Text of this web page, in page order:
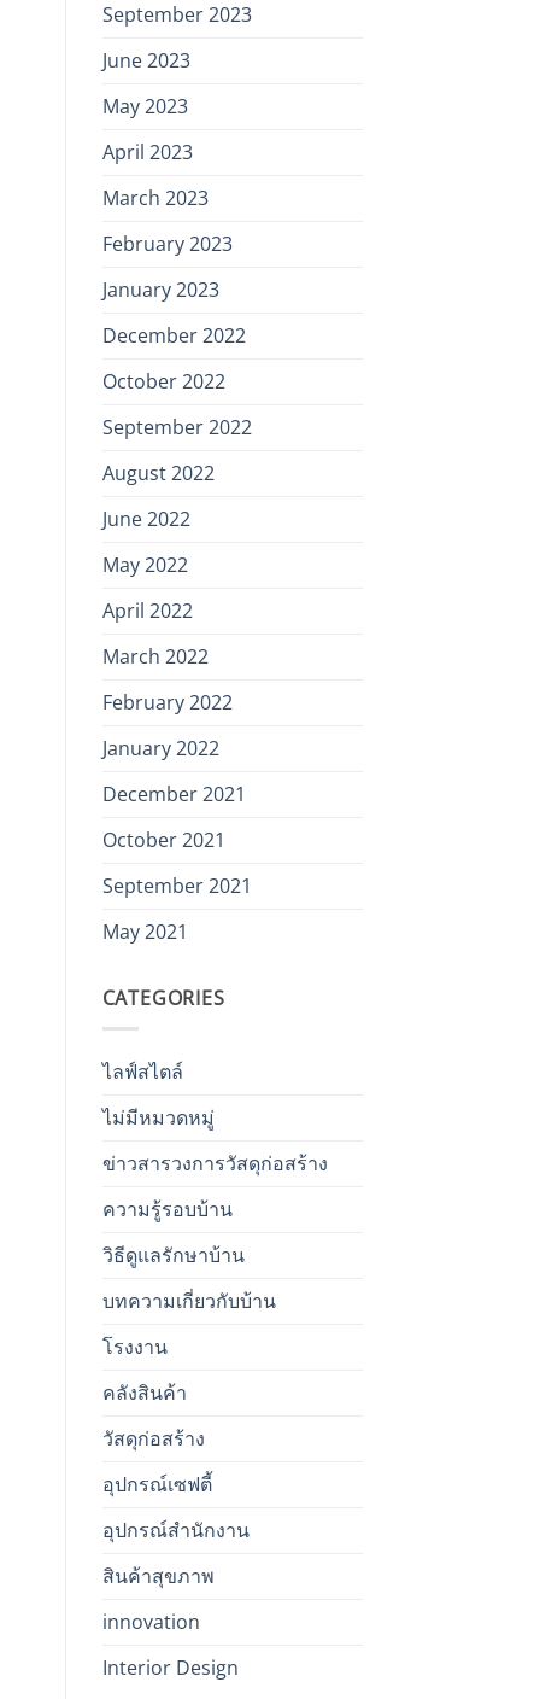
September 2023
June 2023
May 2023
April 2023
March 2023
February 2023
January 2023
December 2022
October 2022
September 2022
August 2022
June 2022
May 2022
April 2022
March 2022
February 2022
January 2022
December 2021
October 2021
September 2021
May 2021
CATEGORIES
ไลฟ์สไตล์
ไม่มีหมวดหมู่
ข่าวสารวงการวัสดุก่อสร้าง
ความรู้รอบบ้าน
วิธีดูแลรักษาบ้าน
บทความเกี่ยวกับบ้าน
โรงงาน
คลังสินค้า
วัสดุก่อสร้าง
อุปกรณ์เซฟตี้
อุปกรณ์สำนักงาน
สินค้าสุขภาพ
innovation
Interior Design